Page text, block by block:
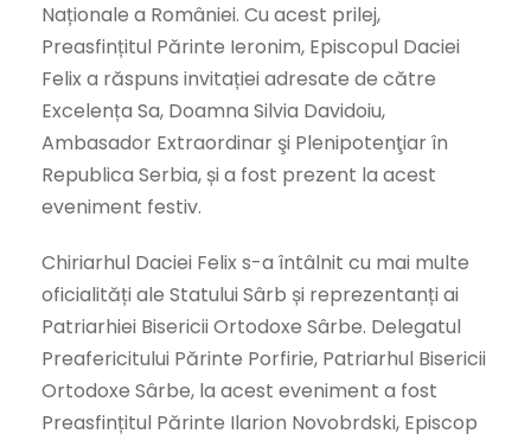
Naționale a României. Cu acest prilej,
Preasfințitul Părinte Ieronim, Episcopul Daciei
Felix a răspuns invitației adresate de către
Excelența Sa, Doamna Silvia Davidoiu,
Ambasador Extraordinar şi Plenipotenţiar în
Republica Serbia, și a fost prezent la acest
eveniment festiv.
Chiriarhul Daciei Felix s-a întâlnit cu mai multe
oficialități ale Statului Sârb și reprezentanți ai
Patriarhiei Bisericii Ortodoxe Sârbe. Delegatul
Preafericitului Părinte Porfirie, Patriarhul Bisericii
Ortodoxe Sârbe, la acest eveniment a fost
Preasfințitul Părinte Ilarion Novobrdski, Episcop